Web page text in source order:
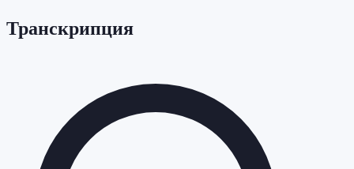
Транскрипция